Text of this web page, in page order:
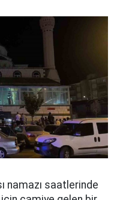
namazı saatlerinde